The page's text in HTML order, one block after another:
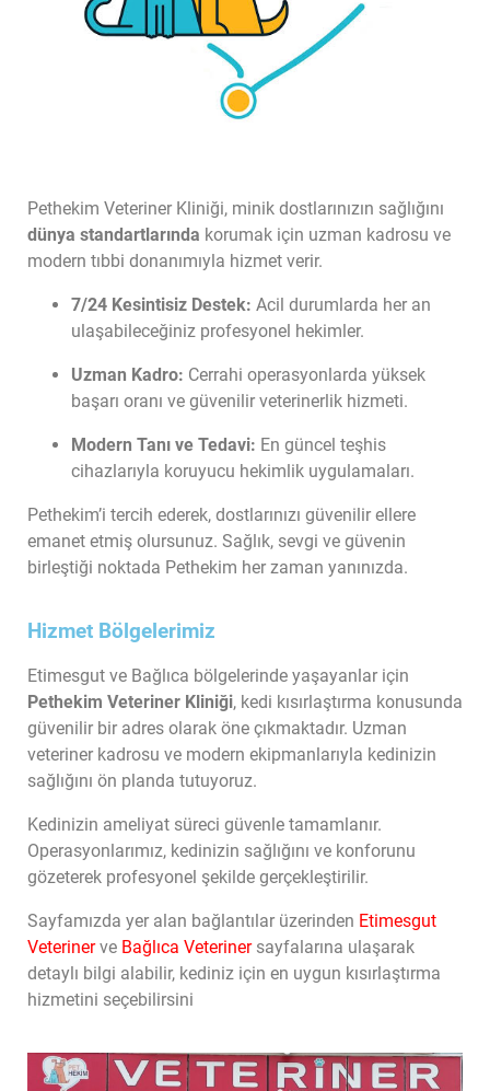
dünya standartlarında korumak için uzman kadrosu ve
modern tıbbi donanımıyla hizmet verir.
7/24 Kesintisiz Destek: Acil durumlarda her an
ulaşabileceğiniz profesyonel hekimler.
Uzman Kadro: Cerrahi operasyonlarda yüksek
başarı oranı ve güvenilir veterinerlik hizmeti.
Modern Tanı ve Tedavi: En güncel teşhis
cihazlarıyla koruyucu hekimlik uygulamaları.
Pethekim’i tercih ederek, dostlarınızı güvenilir ellere
emanet etmiş olursunuz. Sağlık, sevgi ve güvenin
birleştiği noktada Pethekim her zaman yanınızda.
Hizmet Bölgelerimiz
Pethekim Veteriner Kliniği, kedi kısırlaştırma konusunda
güvenilir bir adres olarak öne çıkmaktadır. Uzman
veteriner kadrosu ve modern ekipmanlarıyla kedinizin
sağlığını ön planda tutuyoruz.
Kedinizin ameliyat süreci güvenle tamamlanır.
Operasyonlarımız, kedinizin sağlığını ve konforunu
gözeterek profesyonel şekilde gerçekleştirilir.
Sayfamızda yer alan bağlantılar üzerinden Etimesgut
Veteriner ve Bağlıca Veteriner sayfalarına ulaşarak
detaylı bilgi alabilir, kediniz için en uygun kısırlaştırma
hizmetini seçebilirsini